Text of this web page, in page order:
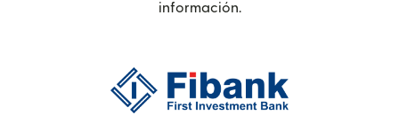
información.